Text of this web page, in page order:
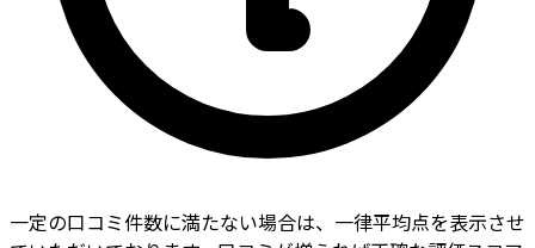
一定の口コミ件数に満たない場合は、一律平均点を表示させ